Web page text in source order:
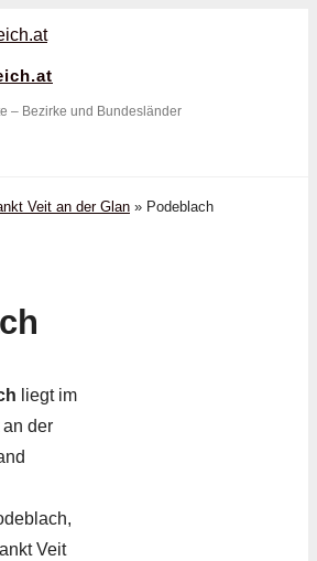
– Bezirke und Bundesländer
Veit an der Glan » Podeblach
liegt im
an der
Veit